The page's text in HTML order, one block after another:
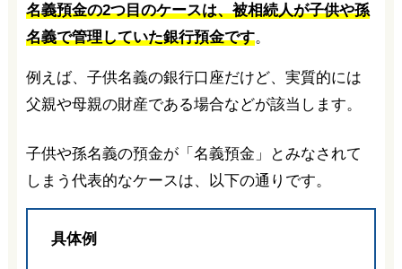
名義預金の2つ目のケースは、被相続人が子供や孫
名義で管理していた銀行預金です。
例えば、子供名義の銀行口座だけど、実質的には
父親や母親の財産である場合などが該当します。
子供や孫名義の預金が「名義預金」とみなされて
しまう代表的なケースは、以下の通りです。
具体例